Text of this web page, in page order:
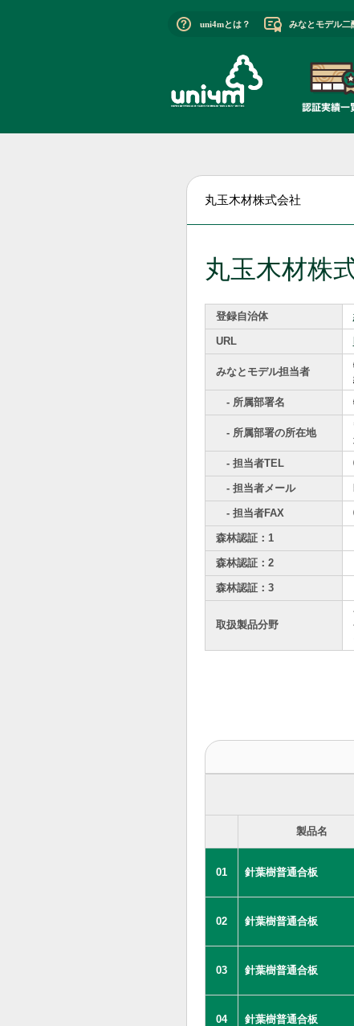
uni4mとは？ みなとモデル二
丸玉木材株式会社
丸玉木材株
登録自治体
URL
みなとモデル担当者
- 所属部署名
- 所属部署の所在地
- 担当者TEL
- 担当者メール
- 担当者FAX
森林認証：1
森林認証：2
森林認証：3
取扱製品分野
製品名
01 針葉樹普通合板
02 針葉樹普通合板
03 針葉樹普通合板
04 針葉樹普通合板